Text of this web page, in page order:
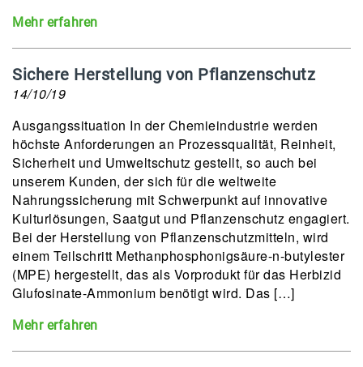
Mehr erfahren
Sichere Herstellung von Pflanzenschutz
14/10/19
Ausgangssituation In der Chemieindustrie werden
höchste Anforderungen an Prozessqualität, Reinheit,
Sicherheit und Umweltschutz gestellt, so auch bei
unserem Kunden, der sich für die weltweite
Nahrungssicherung mit Schwerpunkt auf innovative
Kulturlösungen, Saatgut und Pflanzenschutz engagiert.
Bei der Herstellung von Pflanzenschutzmitteln, wird
einem Teilschritt Methanphosphonigsäure-n-butylester
(MPE) hergestellt, das als Vorprodukt für das Herbizid
Glufosinate-Ammonium benötigt wird. Das […]
Mehr erfahren